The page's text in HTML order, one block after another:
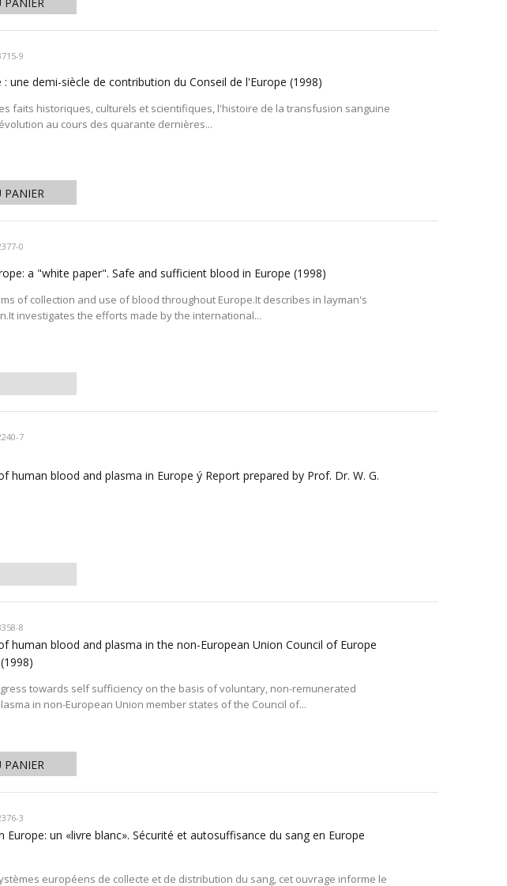
9
une demi-siècle de contribution du Conseil de l'Europe (1998)
faits historiques, culturels et scientifiques, l'histoire de la transfusion sanguine
au cours des quarante dernières...
PANIER
0
a "white paper". Safe and sufficient blood in Europe (1998)
of collection and use of blood throughout Europe.It describes in layman's
investigates the efforts made by the international...
7
human blood and plasma in Europe ý Report prepared by Prof. Dr. W. G.
8
human blood and plasma in the non-European Union Council of Europe
(1998)
towards self sufficiency on the basis of voluntary, non-remunerated
in non-European Union member states of the Council of...
PANIER
3
Europe: un «livre blanc». Sécurité et autosuffisance du sang en Europe
européens de collecte et de distribution du sang, cet ouvrage informe le